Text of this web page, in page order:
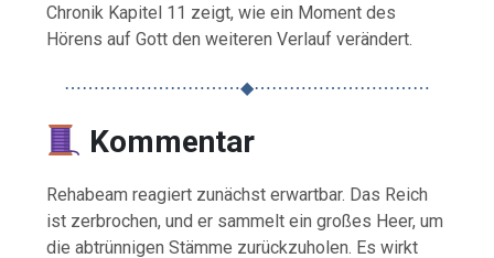
Chronik Kapitel 11 zeigt, wie ein Moment des
Hörens auf Gott den weiteren Verlauf verändert.
⋯⋯⋯⋯⋯⋯⋯⋯⋯⋯◆⋯⋯⋯⋯⋯⋯⋯⋯⋯⋯
Kommentar
Rehabeam reagiert zunächst erwartbar. Das Reich
ist zerbrochen, und er sammelt ein großes Heer, um
die abtrünnigen Stämme zurückzuholen. Es wirkt